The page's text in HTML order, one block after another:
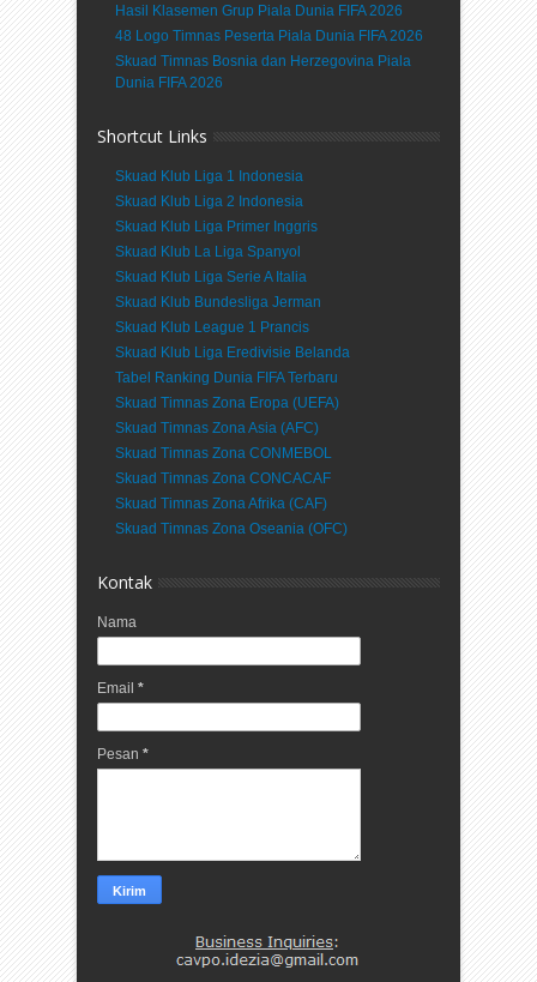
Hasil Klasemen Grup Piala Dunia FIFA 2026
48 Logo Timnas Peserta Piala Dunia FIFA 2026
Skuad Timnas Bosnia dan Herzegovina Piala
Dunia FIFA 2026
Shortcut Links
Skuad Klub Liga 1 Indonesia
Skuad Klub Liga 2 Indonesia
Skuad Klub Liga Primer Inggris
Skuad Klub La Liga Spanyol
Skuad Klub Liga Serie A Italia
Skuad Klub Bundesliga Jerman
Skuad Klub League 1 Prancis
Skuad Klub Liga Eredivisie Belanda
Tabel Ranking Dunia FIFA Terbaru
Skuad Timnas Zona Eropa (UEFA)
Skuad Timnas Zona Asia (AFC)
Skuad Timnas Zona CONMEBOL
Skuad Timnas Zona CONCACAF
Skuad Timnas Zona Afrika (CAF)
Skuad Timnas Zona Oseania (OFC)
Kontak
Nama
Email *
Pesan *